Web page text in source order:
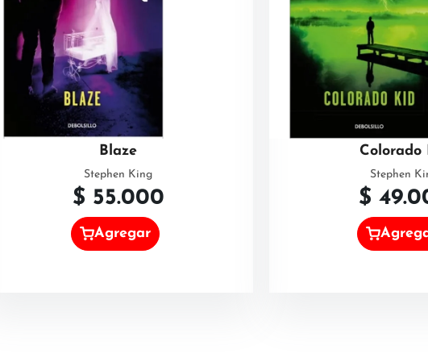
Blaze
Stephen King
$ 55.000
Agregar
Colorado
Stephen
$